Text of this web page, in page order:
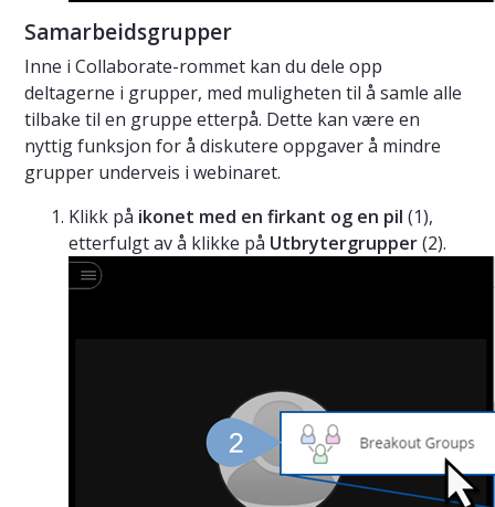
Samarbeidsgrupper
Inne i Collaborate-rommet kan du dele opp
deltagerne i grupper, med muligheten til å samle alle
tilbake til en gruppe etterpå. Dette kan være en
nyttig funksjon for å diskutere oppgaver å mindre
grupper underveis i webinaret.
Klikk på ikonet med en firkant og en pil (1),
etterfulgt av å klikke på Utbrytergrupper(2).